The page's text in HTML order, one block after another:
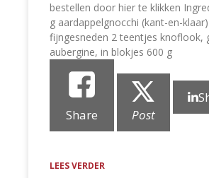
bestellen door hier te klikken
g aardappelgnocchi (kant-en-
fijngesneden 2 teentjes knoflook,
aubergine, in blokjes 600 g
Share Post
LEES VERDER